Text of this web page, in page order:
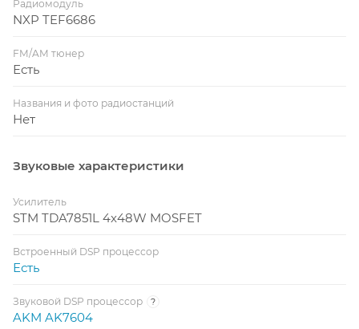
Радиомодуль
NXP TEF6686
FM/AM тюнер
Есть
Названия и фото радиостанций
Нет
Звуковые характеристики
Усилитель
STM TDA7851L 4x48W MOSFET
Встроенный DSP процессор
Есть
Звуковой DSP процессор ?
AKM AK7604